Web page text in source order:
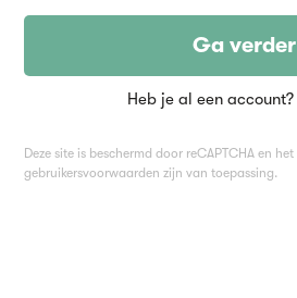
Deze site is beschermd door reCAPTCHA en
gebruikersvoorwaarden zijn van toepassing.
Ga verder
Heb je al een account?